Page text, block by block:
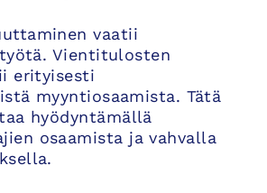
vaatii
Vientitulosten
erityisesti
myyntiosaamista. Tätä
hyödyntämällä
osaamista ja vahvalla